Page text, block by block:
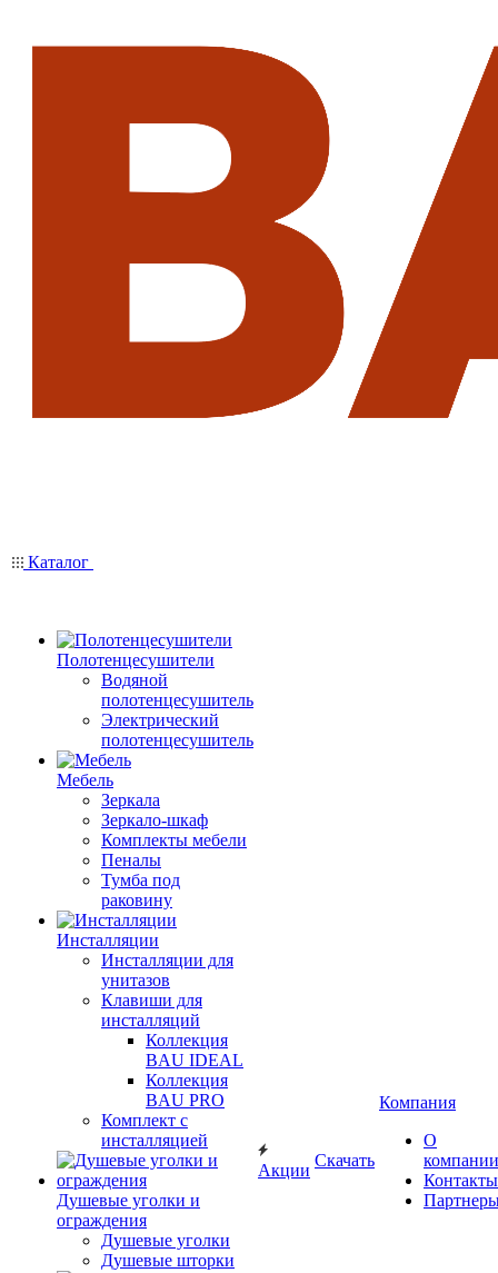
Каталог
Полотенцесушители
Водяной
полотенцесушитель
Электрический
полотенцесушитель
Мебель
Зеркала
Зеркало-шкаф
Комплекты мебели
Пеналы
Тумба под
раковину
Инсталляции
Инсталляции для
унитазов
Клавиши для
инсталляций
Коллекция
BAU IDEAL
Коллекция
BAU PRO
Комплект с
инсталляцией
Душевые уголки и
ограждения
Душевые уголки
Душевые шторки
Акции
Скачать
Компания
О
компании
Контакты